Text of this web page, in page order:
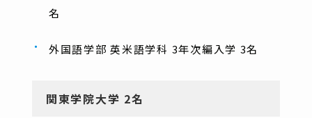
名
外国語学部 英米語学科 3年次編入学 3名
関東学院大学 2名